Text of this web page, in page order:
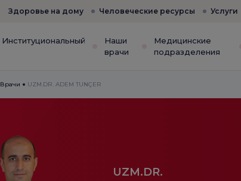
Здоровье на дому Человеческие ресурсы Услуги
Институциональный
Наши
врачи
Медицинские
подразделения
Врачи UZM.DR. ADEM TUNÇER
UZM.DR.